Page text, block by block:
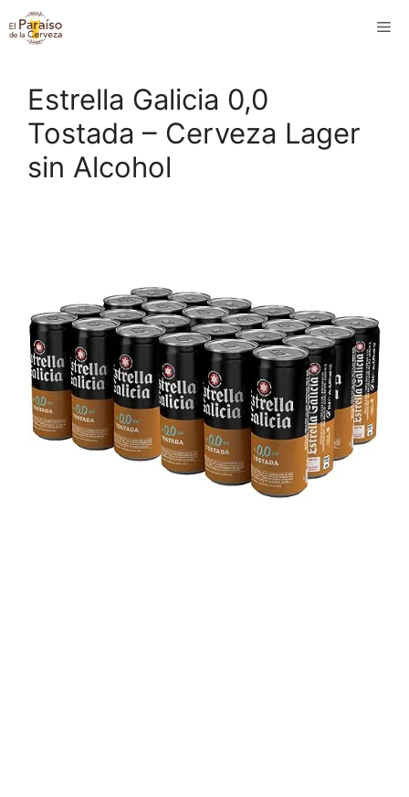
Saltar
al
Estrella Galicia 0,0
Tostada – Cerveza Lager
sin Alcohol